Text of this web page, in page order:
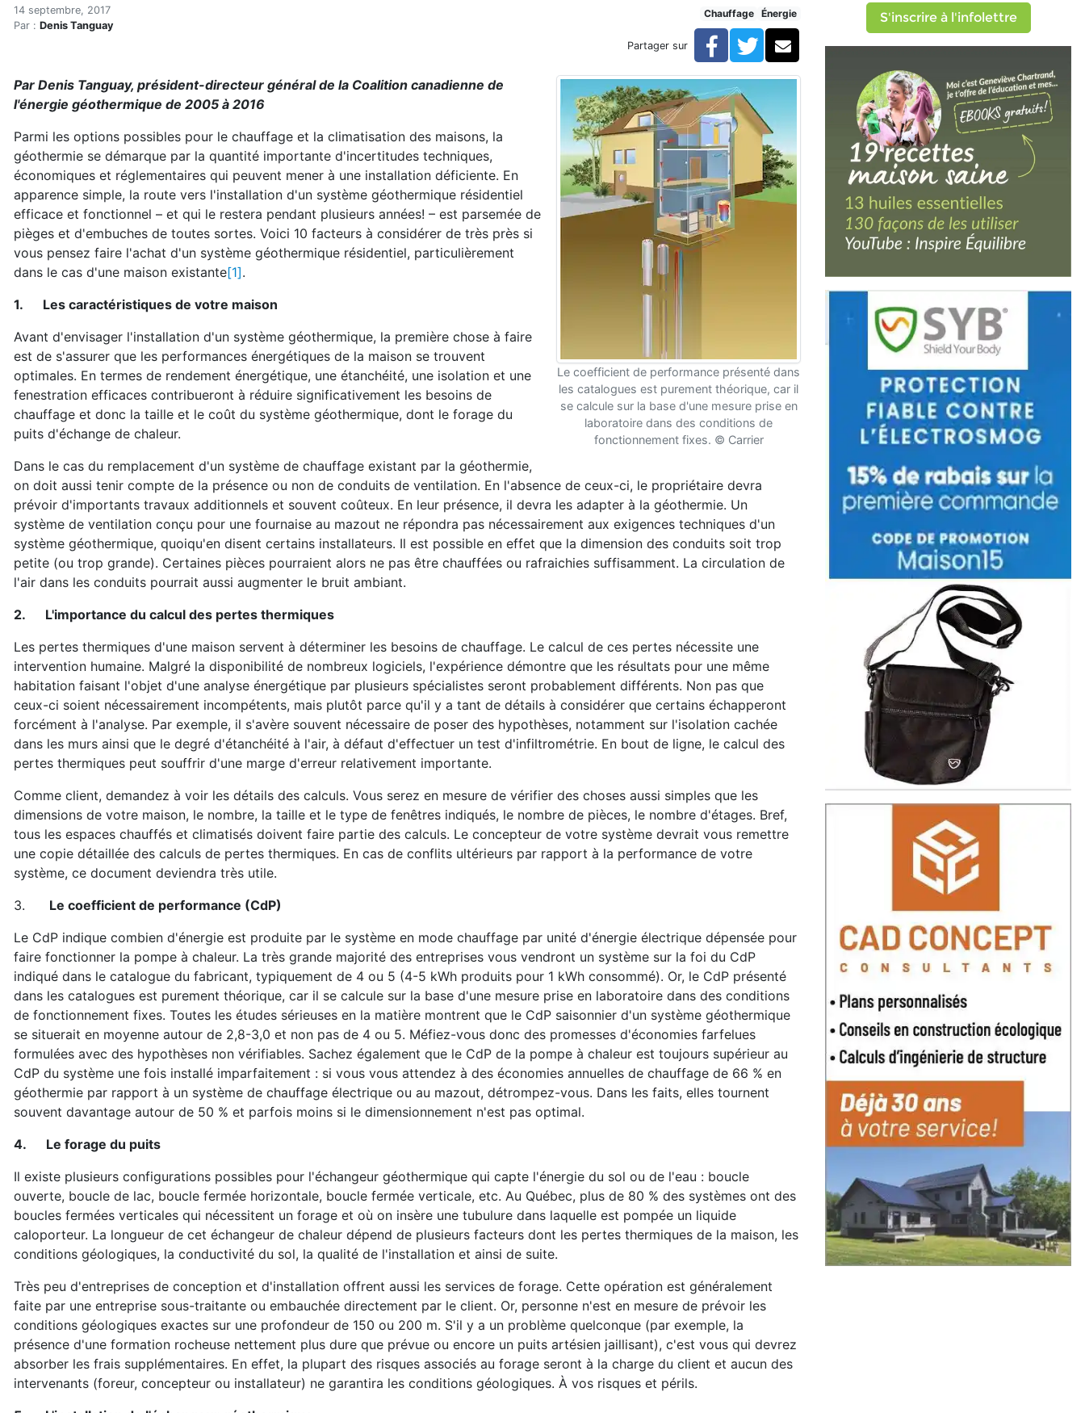
Accueil
Articles
Géothermie : 10 pièges et embuches
Géothermie : 10 pièges et embuches
14 septembre, 2017
Par : Denis Tanguay
Chauffage Énergie
Partager sur Facebook
TwitterCourriel
Le coefficient de performance présenté dans
les catalogues est purement théorique, car il
se calcule sur la base d'une mesure prise en
laboratoire dans des conditions de
fonctionnement fixes. © Carrier
Par Denis Tanguay, président-directeur général de la Coalition canadienne de
l'énergie géothermique de 2005 à 2016
Parmi les options possibles pour le chauffage et la climatisation des maisons, la
géothermie se démarque par la quantité importante d'incertitudes techniques,
économiques et réglementaires qui peuvent mener à une installation déficiente. En
apparence simple, la route vers l'installation d'un système géothermique résidentiel
efficace et fonctionnel – et qui le restera pendant plusieurs années! – est parsemée de
pièges et d'embuches de toutes sortes. Voici 10 facteurs à considérer de très près si
vous pensez faire l'achat d'un système géothermique résidentiel, particulièrement
dans le cas d'une maison existante[1].
1. Les caractéristiques de votre maison
Avant d'envisager l'installation d'un système géothermique, la première chose à faire
est de s'assurer que les performances énergétiques de la maison se trouvent
optimales. En termes de rendement énergétique, une étanchéité, une isolation et une
fenestration efficaces contribueront à réduire significativement les besoins de
chauffage et donc la taille et le coût du système géothermique, dont le forage du
puits d'échange de chaleur.
Dans le cas du remplacement d'un système de chauffage existant par la géothermie,
on doit aussi tenir compte de la présence ou non de conduits de ventilation. En l'absence de ceux-ci, le propriétaire devra
prévoir d'importants travaux additionnels et souvent coûteux. En leur présence, il devra les adapter à la géothermie. Un
système de ventilation conçu pour une fournaise au mazout ne répondra pas nécessairement aux exigences techniques d'un
système géothermique, quoiqu'en disent certains installateurs. Il est possible en effet que la dimension des conduits soit trop
petite (ou trop grande). Certaines pièces pourraient alors ne pas être chauffées ou rafraichies suffisamment. La circulation de
l'air dans les conduits pourrait aussi augmenter le bruit ambiant.
2. L'importance du calcul des pertes thermiques
Les pertes thermiques d'une maison servent à déterminer les besoins de chauffage. Le calcul de ces pertes nécessite une
intervention humaine. Malgré la disponibilité de nombreux logiciels, l'expérience démontre que les résultats pour une même
habitation faisant l'objet d'une analyse énergétique par plusieurs spécialistes seront probablement différents. Non pas que
ceux-ci soient nécessairement incompétents, mais plutôt parce qu'il y a tant de détails à considérer que certains échapperont
forcément à l'analyse. Par exemple, il s'avère souvent nécessaire de poser des hypothèses, notamment sur l'isolation cachée
dans les murs ainsi que le degré d'étanchéité à l'air, à défaut d'effectuer un test d'infiltrométrie. En bout de ligne, le calcul des
pertes thermiques peut souffrir d'une marge d'erreur relativement importante.
Comme client, demandez à voir les détails des calculs. Vous serez en mesure de vérifier des choses aussi simples que les
dimensions de votre maison, le nombre, la taille et le type de fenêtres indiqués, le nombre de pièces, le nombre d'étages. Bref,
tous les espaces chauffés et climatisés doivent faire partie des calculs. Le concepteur de votre système devrait vous remettre
une copie détaillée des calculs de pertes thermiques. En cas de conflits ultérieurs par rapport à la performance de votre
système, ce document deviendra très utile.
3. Le coefficient de performance (CdP)
Le CdP indique combien d'énergie est produite par le système en mode chauffage par unité d'énergie électrique dépensée pour
faire fonctionner la pompe à chaleur. La très grande majorité des entreprises vous vendront un système sur la foi du CdP
indiqué dans le catalogue du fabricant, typiquement de 4 ou 5 (4-5 kWh produits pour 1 kWh consommé). Or, le CdP présenté
dans les catalogues est purement théorique, car il se calcule sur la base d'une mesure prise en laboratoire dans des conditions
de fonctionnement fixes. Toutes les études sérieuses en la matière montrent que le CdP saisonnier d'un système géothermique
se situerait en moyenne autour de 2,8-3,0 et non pas de 4 ou 5. Méfiez-vous donc des promesses d'économies farfelues
formulées avec des hypothèses non vérifiables. Sachez également que le CdP de la pompe à chaleur est toujours supérieur au
CdP du système une fois installé imparfaitement : si vous vous attendez à des économies annuelles de chauffage de 66 % en
géothermie par rapport à un système de chauffage électrique ou au mazout, détrompez-vous. Dans les faits, elles tournent
souvent davantage autour de 50 % et parfois moins si le dimensionnement n'est pas optimal.
4. Le forage du puits
Il existe plusieurs configurations possibles pour l'échangeur géothermique qui capte l'énergie du sol ou de l'eau : boucle
ouverte, boucle de lac, boucle fermée horizontale, boucle fermée verticale, etc. Au Québec, plus de 80 % des systèmes ont des
boucles fermées verticales qui nécessitent un forage et où on insère une tubulure dans laquelle est pompée un liquide
caloporteur. La longueur de cet échangeur de chaleur dépend de plusieurs facteurs dont les pertes thermiques de la maison, les
conditions géologiques, la conductivité du sol, la qualité de l'installation et ainsi de suite.
Très peu d'entreprises de conception et d'installation offrent aussi les services de forage. Cette opération est généralement
faite par une entreprise sous-traitante ou embauchée directement par le client. Or, personne n'est en mesure de prévoir les
conditions géologiques exactes sur une profondeur de 150 ou 200 m. S'il y a un problème quelconque (par exemple, la
présence d'une formation rocheuse nettement plus dure que prévue ou encore un puits artésien jaillisant), c'est vous qui devrez
absorber les frais supplémentaires. En effet, la plupart des risques associés au forage seront à la charge du client et aucun des
intervenants (foreur, concepteur ou installateur) ne garantira les conditions géologiques. À vos risques et périls.
S'inscrire à l'infolettre